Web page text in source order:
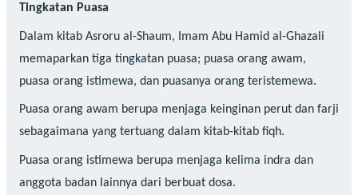
Tingkatan Puasa
Dalam kitab Asroru al-Shaum, Imam Abu Hamid al-Ghazali
memaparkan tiga tingkatan puasa; puasa orang awam,
puasa orang istimewa, dan puasanya orang teristemewa.
Puasa orang awam berupa menjaga keinginan perut dan farji
sebagaimana yang tertuang dalam kitab-kitab fiqh.
Puasa orang istimewa berupa menjaga kelima indra dan
anggota badan lainnya dari berbuat dosa.